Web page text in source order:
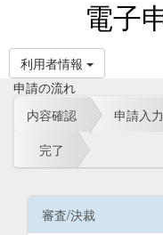
電子
利用者情報
申請の流れ
内容確認
申請入力
完了
審査/決裁